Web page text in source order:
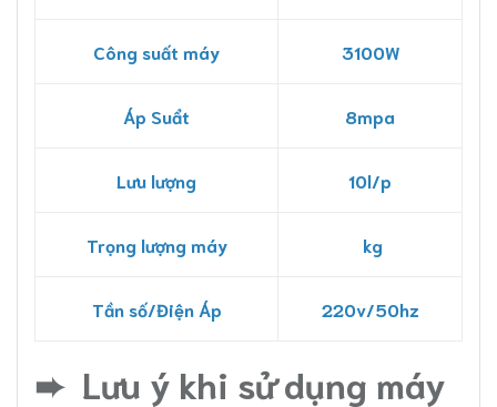
Công suất máy 3100W
Áp Suẩt 8mpa
Lưu lượng 10l/p
Trọng lượng máy kg
Tần số/Điện Áp 220v/50hz
➨ Lưu ý khi sử dụng máy